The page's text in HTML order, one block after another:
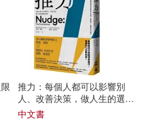
推力：每個人都可以影響別
人、改善決策，做人生的選擇
設計師【終極增訂版】
中文書